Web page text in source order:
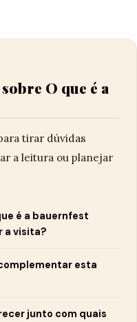
O que é a
tirar dúvidas
a leitura ou planejar
é a bauernfest
a visita?
esta
junto com quais